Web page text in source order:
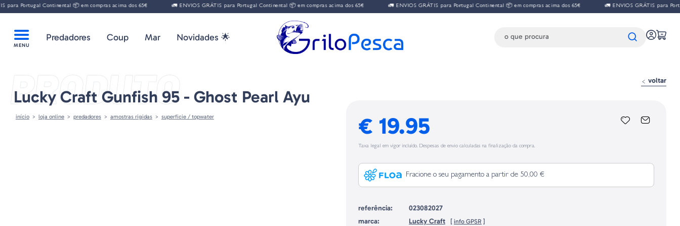
Portugal Continental 📦 em compras acima dos 65€ 🚛 ENVIOS GRÁTIS para Portugal Continental 📦 em compras acima dos 65€ 🚛 ENVIOS GRÁTIS para Portugal Continental 📦 em compras acima dos 65€ 🚛 ENVIOS GRÁTIS para
Predadores Coup Mar Novidades 🌟
PRODUTO
Lucky Craft Gunfish 95 - Ghost Pearl Ayu
início loja online predadores amostras rigidas superficie / topwater
voltar
€ 19.95
Taxa legal em vigor incluído. Despesas de envio calculadas na finalização da compra.
Fracione o seu pagamento a partir de 50,00 €
referência:
023082027
marca:
Lucky Craft [ info GPSR ]